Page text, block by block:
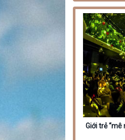
Giới trẻ “mê